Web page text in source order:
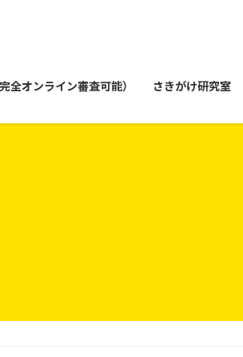
オンライン審査可能） さきがけ研究室